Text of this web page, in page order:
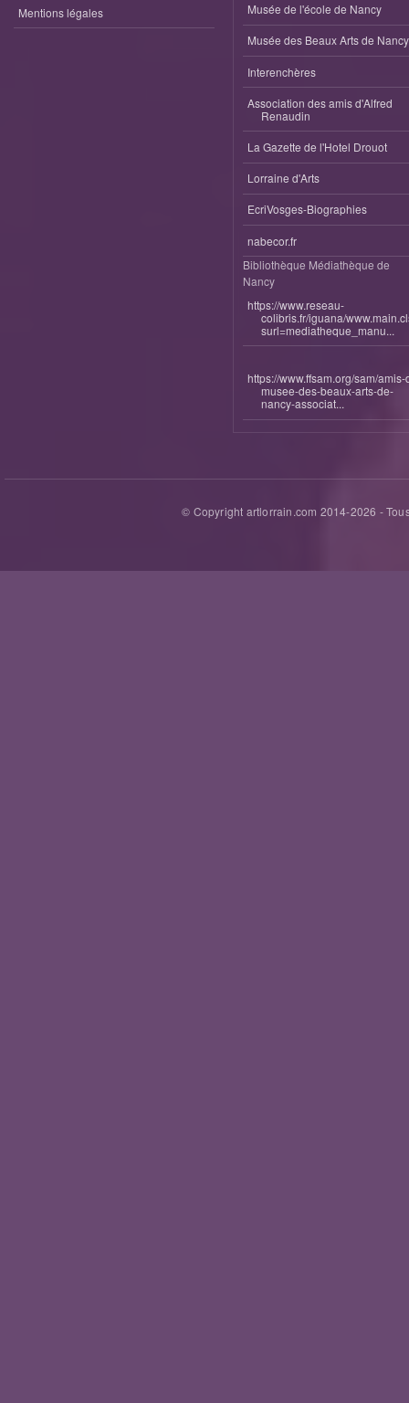
Mentions légales Musée de l'école de Nancy
Musée des Beaux Arts de Nancy
Interenchères
Association des amis d'Alfred
Renaudin
La Gazette de l'Hotel Drouot
Lorraine d'Arts
EcriVosges-Biographies
nabecor.fr
Bibliothèque Médiathèque de
Nancy
https://www.reseau-
colibris.fr/iguana/
surl=mediatheque_manu...
https://www.ffsam.org/sam/amis-
musee-des-beaux-arts-de-
nancy-associat...
© Copyright artlorrain.com 2014-2026 -